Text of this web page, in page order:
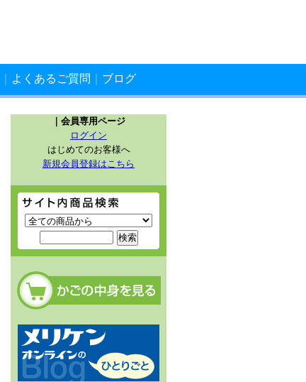
よくあるご質問 ブログ
｜会員専用ページ
ログイン
はじめてのお客様へ
新規会員登録はこちら
サイト内商品検索
カートの中を見る
メリケンオンラインのひとりごと